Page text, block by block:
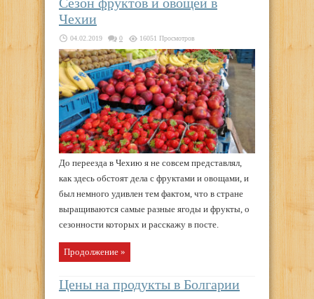
Чехии
04.02.2019 0 16051 Просмотров
До переезда в Чехию я не совсем представлял,
как здесь обстоят дела с фруктами и овощами, и
был немного удивлен тем фактом, что в стране
выращиваются самые разные ягоды и фрукты, о
сезонности которых и расскажу в посте.
Продолжение »
Цены на продукты в Болгарии